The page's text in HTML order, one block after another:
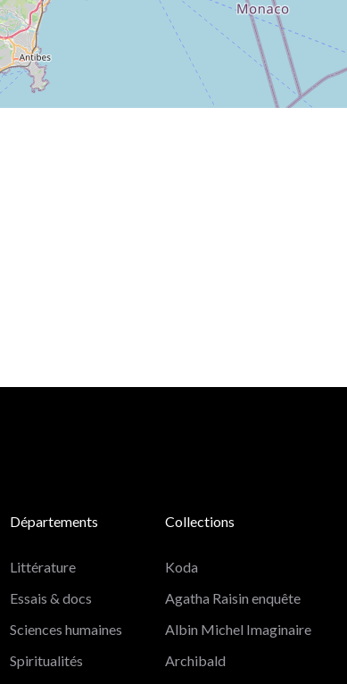
Départements
Littérature
Essais & docs
Sciences humaines
Spiritualités
Collections
Koda
Agatha Raisin enquête
Albin Michel Imaginaire
Archibald